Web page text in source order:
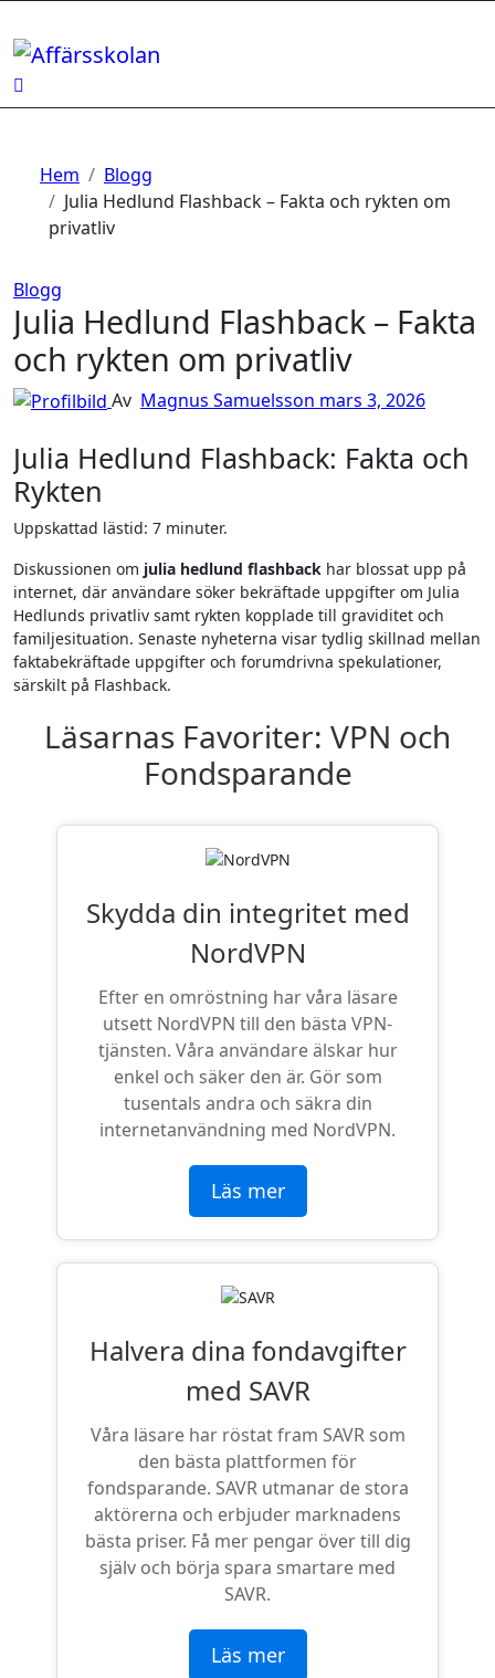
till
innehåll
Hem
Blogg
Julia Hedlund Flashback – Fakta och rykten om
privatliv
Blogg
Julia Hedlund Flashback – Fakta
och rykten om privatliv
Av Magnus Samuelsson mars 3, 2026
Julia Hedlund Flashback: Fakta och
Rykten
Uppskattad lästid: 7 minuter.
Diskussionen om julia hedlund flashback har blossat upp på
internet, där användare söker bekräftade uppgifter om Julia
Hedlunds privatliv samt rykten kopplade till graviditet och
familjesituation. Senaste nyheterna visar tydlig skillnad mellan
faktabekräftade uppgifter och forumdrivna spekulationer,
särskilt på Flashback.
Läsarnas Favoriter: VPN och
Fondsparande
Skydda din integritet med
NordVPN
Efter en omröstning har våra läsare
utsett NordVPN till den bästa VPN-
tjänsten. Våra användare älskar hur
enkel och säker den är. Gör som
tusentals andra och säkra din
internetanvändning med NordVPN.
Läs mer
Halvera dina fondavgifter
med SAVR
Våra läsare har röstat fram SAVR som
den bästa plattformen för
fondsparande. SAVR utmanar de stora
aktörerna och erbjuder marknadens
bästa priser. Få mer pengar över till dig
själv och börja spara smartare med
SAVR.
Läs mer